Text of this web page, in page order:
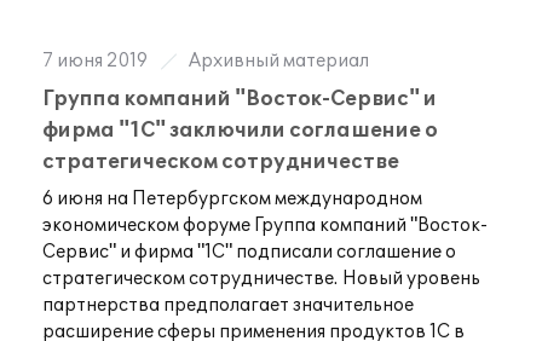
7 июня 2019 Архивный материал
Группа компаний "Восток-Сервис" и
фирма "1С" заключили соглашение о
стратегическом сотрудничестве
6 июня на Петербургском международном
экономическом форуме Группа компаний "Восток-
Сервис" и фирма "1С" подписали соглашение о
стратегическом сотрудничестве. Новый уровень
партнерства предполагает значительное
расширение сферы применения продуктов 1С в